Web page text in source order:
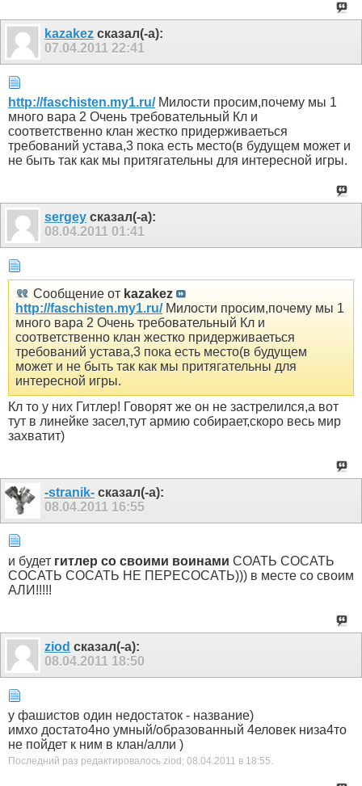
kazakez сказал(-а):
07.04.2011 22:41
http://faschisten.my1.ru/Милости просим,почему мы 1
много вара 2 Очень требовательный Кл и
соответственно клан жестко придерживаеться
требований устава,3 пока есть место(в будущем может и
не быть так как мы притягательны для интересной игры.
sergey сказал(-а):
08.04.2011 01:41
Сообщение от kazakez
http://faschisten.my1.ru/Милости просим,почему мы 1
много вара 2 Очень требовательный Кл и
соответственно клан жестко придерживаеться
требований устава,3 пока есть место(в будущем
может и не быть так как мы притягательны для
интересной игры.
Кл то у них Гитлер! Говорят же он не застрелился,а вот
тут в линейке засел,тут армию собирает,скоро весь мир
захватит)
-stranik- сказал(-а):
08.04.2011 16:55
и будет гитлер со своими воинами СОАТЬ СОСАТЬ
СОСАТЬ СОСАТЬ НЕ ПЕРЕСОСАТЬ))) в месте со своим
АЛИ!!!!!
ziod сказал(-а):
08.04.2011 18:50
у фашистов один недостаток - название)
имхо достато4но умный/образованный 4еловек низа4то
не пойдет к ним в клан/алли )
Последний раз редактировалось ziod; 08.04.2011 в 18:55